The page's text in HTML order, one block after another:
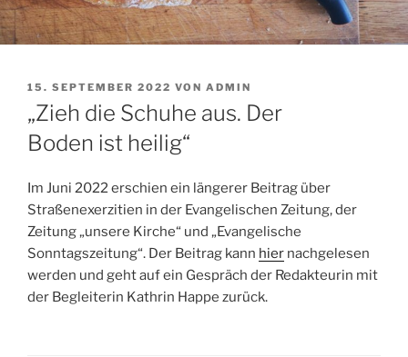
VERÖFFENTLICHT
AM
15. SEPTEMBER 2022 VON ADMIN
„Zieh die Schuhe aus. Der
Boden ist heilig“
Im Juni 2022 erschien ein längerer Beitrag über
Straßenexerzitien in der Evangelischen Zeitung, der
Zeitung „unsere Kirche“ und „Evangelische
Sonntagszeitung“. Der Beitrag kann hier nachgelesen
werden und geht auf ein Gespräch der Redakteurin mit
der Begleiterin Kathrin Happe zurück.